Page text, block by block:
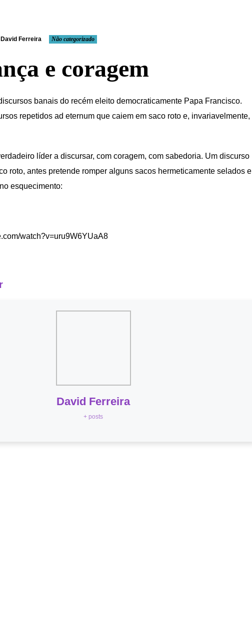
David Ferreira Não categorizado
e coragem
banais do recém eleito democraticamente Papa Francisco.
repetidos ad eternum que caiem em saco roto e, invariavelmente,
líder a discursar, com coragem, com sabedoria. Um discurso
roto, antes pretende romper alguns sacos hermeticamente selados e
esquecimento:
watch?v=uru9W6YUaA8
David Ferreira
+ posts